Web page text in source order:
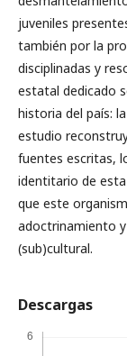
juveniles
también por la
disciplinadas y
estatal dedicado
historia del país:
estudio
fuentes escritas,
identitario de
que este
adoctrinamiento
(sub)cultural.
Descargas